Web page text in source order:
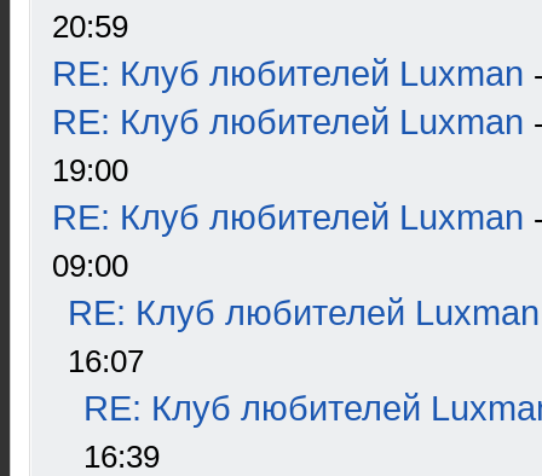
20:59
RE: Клуб любителей Luxman
RE: Клуб любителей Luxman
19:00
RE: Клуб любителей Luxman
09:00
RE: Клуб любителей Luxman
16:07
RE: Клуб любителей
16:39